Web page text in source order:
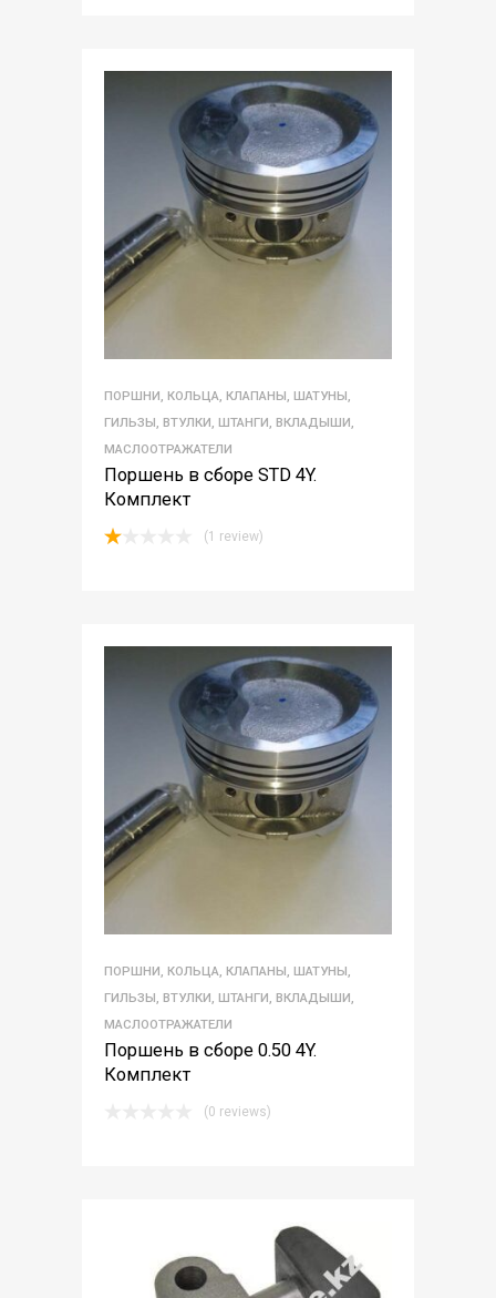
ПОРШНИ, КОЛЬЦА, КЛАПАНЫ, ШАТУНЫ,
ГИЛЬЗЫ, ВТУЛКИ, ШТАНГИ, ВКЛАДЫШИ,
МАСЛООТРАЖАТЕЛИ
Поршень в сборе STD 4Y.
Комплект
5
(1 review)
ПОРШНИ, КОЛЬЦА, КЛАПАНЫ, ШАТУНЫ,
ГИЛЬЗЫ, ВТУЛКИ, ШТАНГИ, ВКЛАДЫШИ,
МАСЛООТРАЖАТЕЛИ
Поршень в сборе 0.50 4Y.
Комплект
(0 reviews)